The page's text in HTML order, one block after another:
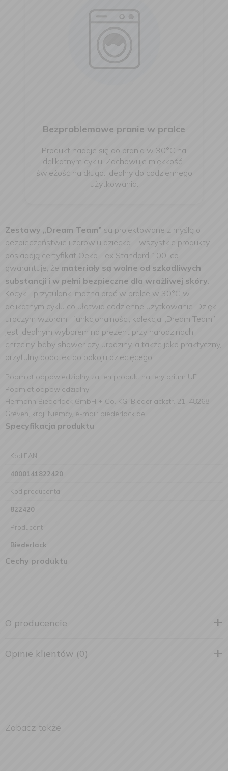
Bezproblemowe pranie w pralce
Produkt nadaje się do prania w 30°C na
delikatnym cyklu. Zachowuje miękkość i
świeżość na długo. Idealny do codziennego
użytkowania.
Zestawy „Dream Team” są projektowane z myślą o
bezpieczeństwie i zdrowiu dziecka – wszystkie produkty
posiadają certyfikat Oeko-Tex Standard 100, co
gwarantuje, że materiały są wolne od szkodliwych
substancji i w pełni bezpieczne dla wrażliwej skóry.
Kocyki i przytulanki można prać w pralce w 30°C w
delikatnym cyklu co ułatwia codzienne użytkowanie. Dzięki
uroczym wzorom i funkcjonalności, kolekcja „Dream Team”
jest idealnym wyborem na prezent przy narodzinach,
chrzciny, baby shower czy urodziny, a także jako praktyczny,
przytulny dodatek do pokoju dziecięcego.
Podmiot odpowiedzialny za ten produkt na terytorium UE:
Podmiot odpowiedzialny:
Hermann Biederlack GmbH + Co. KG, Biederlackstr. 21, 48268
Greven, kraj: Niemcy, e-mail: biederlack.de
Specyfikacja produktu
Kod EAN
4000141822420
Kod producenta
822420
Producent
Biederlack
Cechy produktu
O producencie
Opinie klientów (0)
Zobacz także